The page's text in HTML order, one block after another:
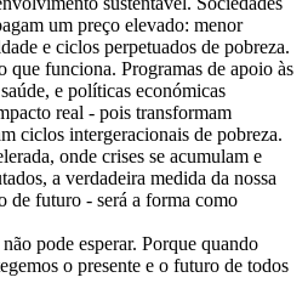
um preço elevado: menor
e ciclos perpetuados de pobreza.
que funciona. Programas de apoio às
e políticas económicas
real - pois transformam
ciclos intergeracionais de pobreza.
onde crises se acumulam e
a verdadeira medida da nossa
de futuro - será a forma como
pode esperar. Porque quando
o presente e o futuro de todos